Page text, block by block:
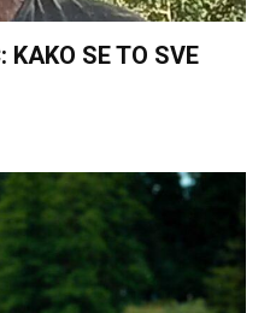
KAKO SE TO SVE